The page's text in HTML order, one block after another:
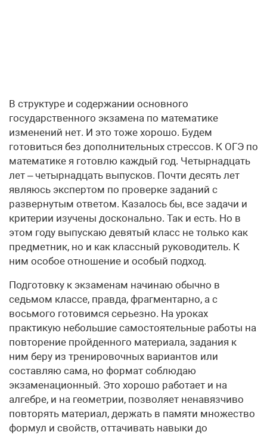
В структуре и содержании основного
государственного экзамена по математике
изменений нет. И это тоже хорошо. Будем
готовиться без дополнительных стрессов. К ОГЭ по
математике я готовлю каждый год. Четырнадцать
лет – четырнадцать выпусков. Почти десять лет
являюсь экспертом по проверке заданий с
развернутым ответом. Казалось бы, все задачи и
критерии изучены досконально. Так и есть. Но в
этом году выпускаю девятый класс не только как
предметник, но и как классный руководитель. К
ним особое отношение и особый подход.
Подготовку к экзаменам начинаю обычно в
седьмом классе, правда, фрагментарно, а с
восьмого готовимся серьезно. На уроках
практикую небольшие самостоятельные работы на
повторение пройденного материала, задания к
ним беру из тренировочных вариантов или
составляю сама, но формат соблюдаю
экзаменационный. Это хорошо работает и на
алгебре, и на геометрии, позволяет ненавязчиво
повторять материал, держать в памяти множество
формул и свойств, оттачивать навыки до